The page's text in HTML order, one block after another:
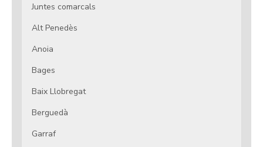
Juntes comarcals
Alt Penedès
Anoia
Bages
Baix Llobregat
Berguedà
Garraf